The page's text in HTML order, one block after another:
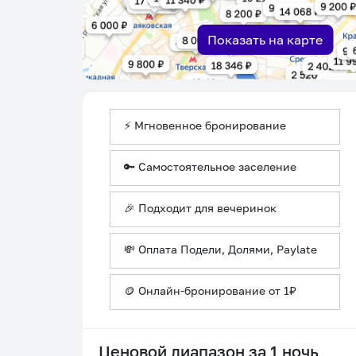
Показать на карте
⚡ Мгновенное бронирование
🔑 Самостоятельное заселение
🎉 Подходит для вечеринок
💸 Оплата Подели, Долями, Paylate
🪙 Онлайн-бронирование от 1₽
Ценовой диапазон за 1 ночь